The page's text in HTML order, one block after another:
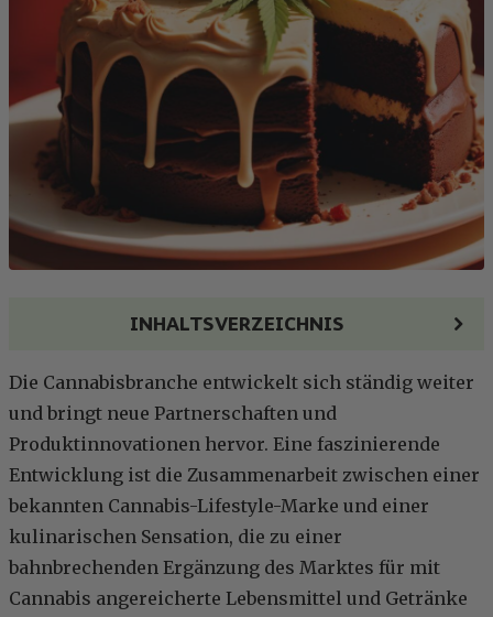
INHALTSVERZEICHNIS
Die Cannabisbranche entwickelt sich ständig weiter
und bringt neue Partnerschaften und
Produktinnovationen hervor. Eine faszinierende
Entwicklung ist die Zusammenarbeit zwischen einer
bekannten Cannabis-Lifestyle-Marke und einer
kulinarischen Sensation, die zu einer
bahnbrechenden Ergänzung des Marktes für mit
Cannabis angereicherte Lebensmittel und Getränke